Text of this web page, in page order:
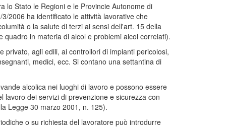
lo Stato le Regioni e le Provincie Autonome di
2006 ha identificato le attività lavorative che
o la salute di terzi ai sensi dell'art. 15 della
in materia di alcol e problemi alcol correlati).
privato, agli edili, ai controllori di impianti pericolosi,
medici, ecc. Si contano una settantina di
alcolica nei luoghi di lavoro e possono essere
dei servizi di prevenzione e sicurezza con
Legge 30 marzo 2001, n. 125).
o su richiesta del lavoratore può introdurre